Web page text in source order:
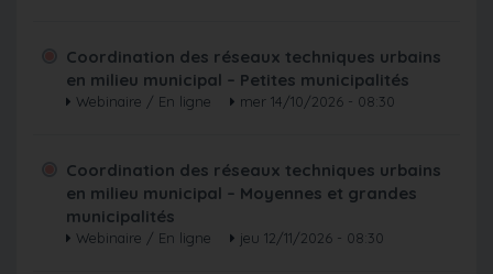
Coordination des réseaux techniques urbains
en milieu municipal – Petites municipalités
Webinaire / En ligne mer 14/10/2026 - 08:30
Coordination des réseaux techniques urbains
en milieu municipal – Moyennes et grandes
municipalités
Webinaire / En ligne jeu 12/11/2026 - 08:30